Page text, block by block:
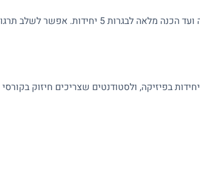
השיעורים מותאמים לרמת התלמיד: מחיזוק יסודות בחטיבה
מתאים לתלמידי חטיבה ותיכון, למתכוננים לבגרות 3, 4 ו 5 יחידות בפיזיקה,